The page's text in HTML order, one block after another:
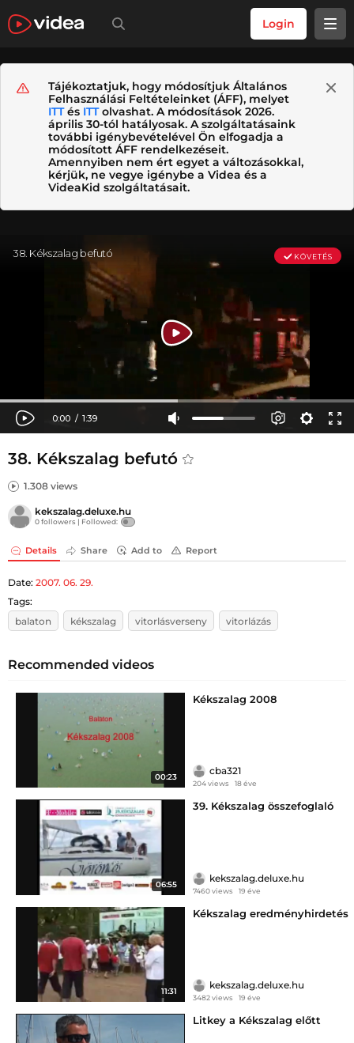
Login
Tájékoztatjuk, hogy módosítjuk Általános
Felhasználási Feltételeinket (ÁFF), melyet
ITTés ITTolvashat. A módosítások 2026.
április 30-tól hatályosak. A szolgáltatásaink
további igénybevételével Ön elfogadja a
módosított ÁFF rendelkezéseit.
Amennyiben nem ért egyet a változásokkal,
kérjük, ne vegye igénybe a Videa és a
VideaKid szolgáltatásait.
38. Kékszalag befutó
1.308 views
kekszalag.deluxe.hu
0 followers | Followed:
Details Share Add to Report
Date: 2007. 06. 29.
Tags:
balaton
kékszalag vitorlásverseny vitorlázás
Recommended videos
00:23
Kékszalag 2008
cba321
204 views 18 éve
06:55
39. Kékszalag összefoglaló
kekszalag.deluxe.hu
7460 views 19 éve
11:31
Kékszalag eredményhirdetés
kekszalag.deluxe.hu
3482 views 19 éve
Litkey a Kékszalag előtt